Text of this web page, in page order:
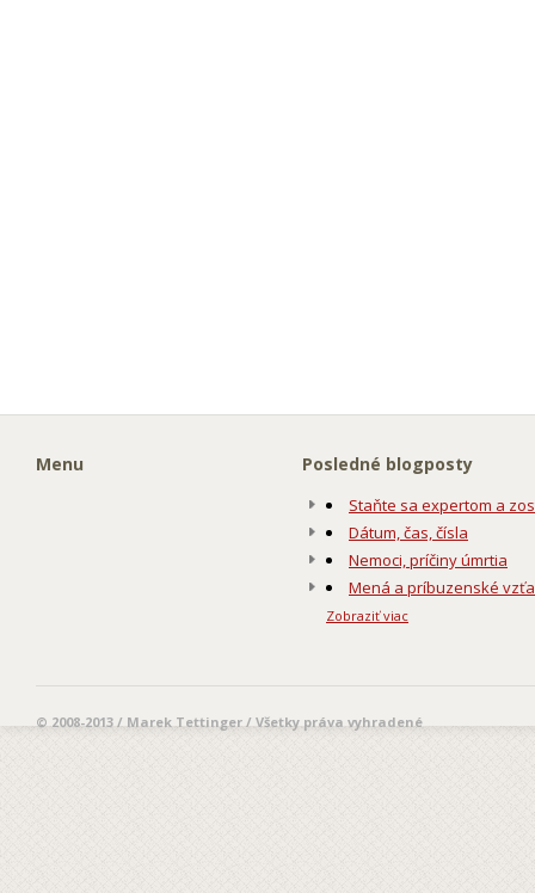
Menu Posledné blogposty
Staňte sa expertom a
Dátum, čas, čísla
Nemoci, príčiny úmrtia
Mená a príbuzenské
Zobraziť viac
© 2008-2013 / Marek Tettinger / Všetky práva vyhradené